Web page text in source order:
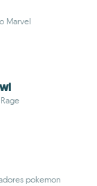
Marvel
pokemon